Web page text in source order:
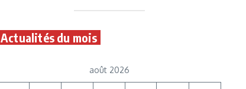
Actualités du mois
août 2026